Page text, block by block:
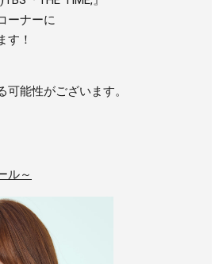
ーナーに
す！
能性がございます。
ル～